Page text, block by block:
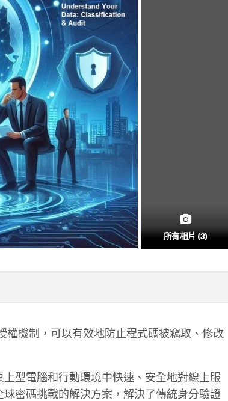
所有相片 (3)
權機制，可以有效地防止程式碼被竊取、修改
型電腦和行動環境中快速、安全地對線上服
密碼挑戰的解決方案，解決了傳統身分驗證